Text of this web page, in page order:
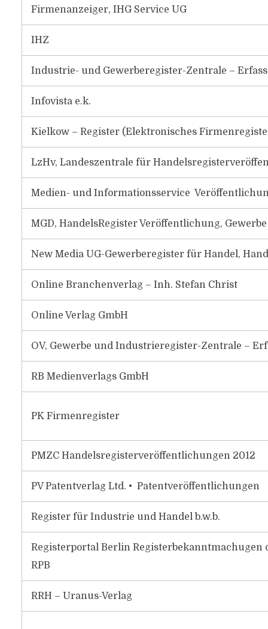
Firmenanzeiger, IHG Service UG
IHZ
Industrie- und Gewerberegister-Zentrale –
Infovista e.k.
Kielkow – Register (Elektronisches
LzHv, Landeszentrale für
Medien- und Informationsservice
MGD, HandelsRegister Veröffentlichung,
New Media UG-Gewerberegister für Handel,
Online Branchenverlag – Inh. Stefan Christ
Online Verlag GmbH
OV, Gewerbe und Industrieregister-Zentrale –
RB Medienverlags GmbH
PK Firmenregister
PMZC Handelsregisterveröffentlichungen 2012
PV Patentverlag Ltd. • Patentveröffentlichungen
Register für Industrie und Handel b.w.b.
Registerportal Berlin
RPB
RRH – Uranus-Verlag